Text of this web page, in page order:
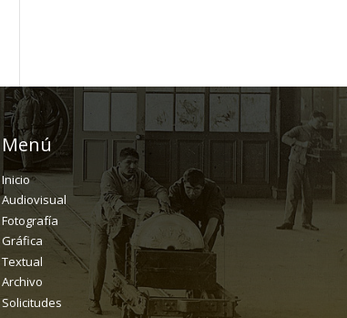
Menú
Inicio
Audiovisual
Fotografía
Gráfica
Textual
Archivo
Solicitudes